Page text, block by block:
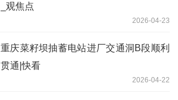
_观焦点
2026-04-23
重庆菜籽坝抽蓄电站进厂交通洞B段顺利
贯通|快看
2026-04-22